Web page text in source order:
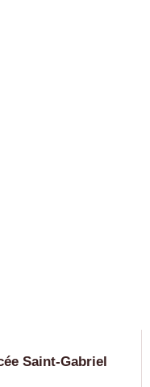
Saint-Gabriel